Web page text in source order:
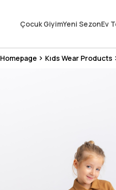
300₺ ve Üzeri Alışverişlerde Kargo
Koşulsuz Şartsız İade İmkanı
Çocuk GiyimYeni SezonEv
Homepage Kıds Wear Products